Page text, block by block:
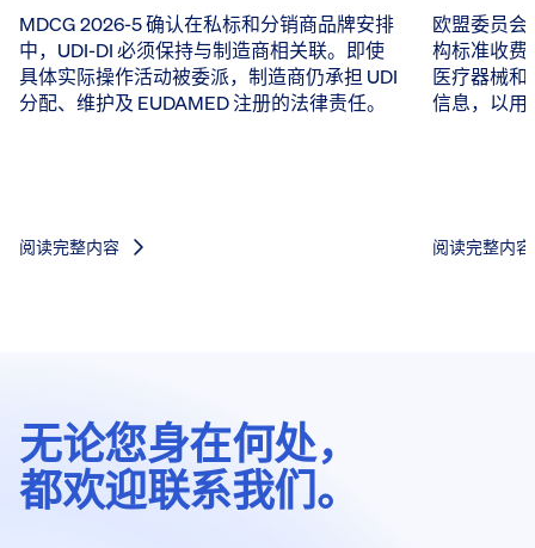
MDCG 2026-5 确认在私标和分销商品牌安排
中，UDI-DI 必须保持与制造商相关联。即使
具体实际操作活动被委派，制造商仍承担 UDI
分配、维护及 EUDAMED 注册的法律责任。
阅读完整内容
欧盟委员会
构标准收费
医疗器械和
信息，以用
阅读完整内容
无论您身在何处，
都欢迎联系我们。